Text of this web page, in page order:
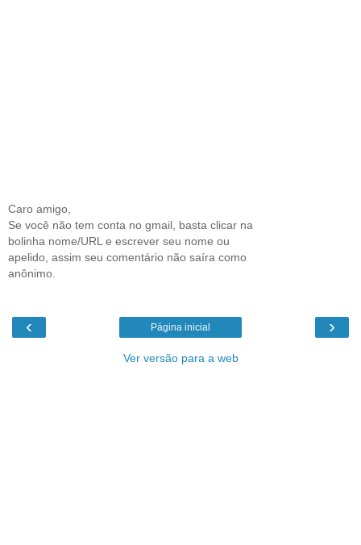
Caro amigo,
Se você não tem conta no gmail, basta clicar na
bolinha nome/URL e escrever seu nome ou
apelido, assim seu comentário não saíra como
anônimo.
‹ ›
Página inicial
Ver versão para a web